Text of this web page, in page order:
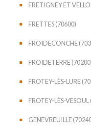
FRETIGNEY ET
FRETTES (70600)
FROIDECONCHE
FROIDETERRE
FROTEY-LÈS-LURE
FROTEY-LÈS-
GENEVREUILLE